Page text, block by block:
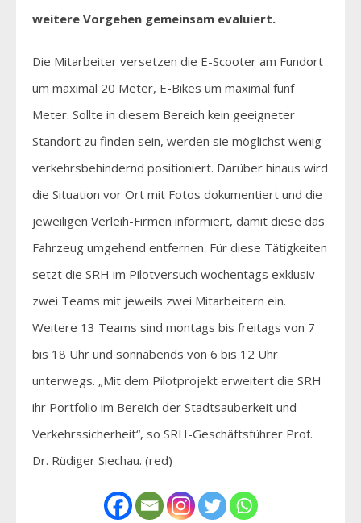
weitere Vorgehen gemeinsam evaluiert.
Die Mitarbeiter versetzen die E-Scooter am Fundort
um maximal 20 Meter, E-Bikes um maximal fünf
Meter. Sollte in diesem Bereich kein geeigneter
Standort zu finden sein, werden sie möglichst wenig
verkehrsbehindernd positioniert. Darüber hinaus wird
die Situation vor Ort mit Fotos dokumentiert und die
jeweiligen Verleih-Firmen informiert, damit diese das
Fahrzeug umgehend entfernen. Für diese Tätigkeiten
setzt die SRH im Pilotversuch wochentags exklusiv
zwei Teams mit jeweils zwei Mitarbeitern ein.
Weitere 13 Teams sind montags bis freitags von 7
bis 18 Uhr und sonnabends von 6 bis 12 Uhr
unterwegs. „Mit dem Pilotprojekt erweitert die SRH
ihr Portfolio im Bereich der Stadtsauberkeit und
Verkehrssicherheit“, so SRH-Geschäftsführer Prof.
Dr. Rüdiger Siechau. (red)